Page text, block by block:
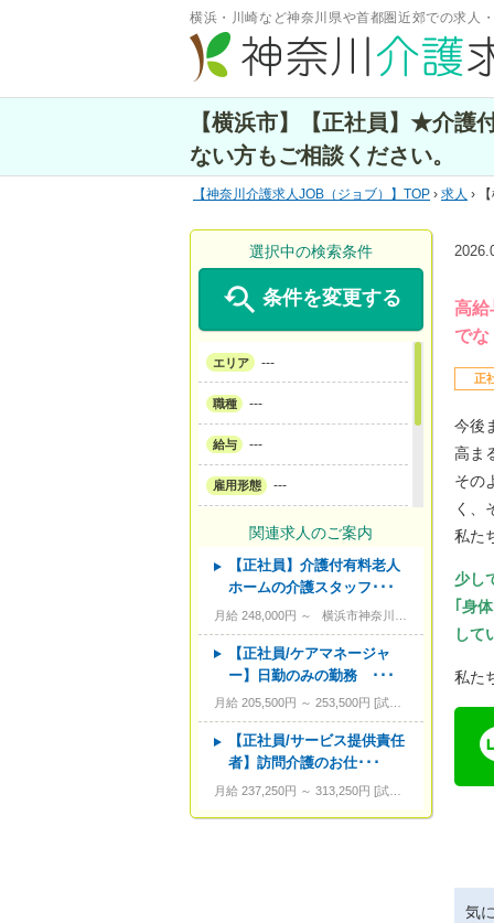
横浜・川崎など神奈川県や首都圏近郊での求人
【横浜市】【正社員】★介護
ない方もご相談ください。
神奈川介護求人JOB（ジョブ） TOP › 求人 ›
高給
でな
正
今後
高ま
その
く、
私た
少し
｢身
して
私た
気
選択中の検索条件
 条件を変更する
エリア ---
職種 ---
給与 ---
雇用形態 ---
サービス形態 ---
資格 ---
こだわり条件
キーワード ---
関連求人のご案内
【正社員】介護付有料老人
ホームの介護スタッフ･･･
月給 248,000円 ～ 横浜市神奈川区羽沢町7-1
【正社員/ケアマネージャ
ー】日勤のみの勤務 ･･･
月給 205,500円 ～ 253,500円 試用期間あり。3カ月～4カ月。
【正社員/サービス提供責任
者】訪問介護のお仕･･･
月給 237,250円 ～ 313,250円 試用期間あり。3カ月～4カ月